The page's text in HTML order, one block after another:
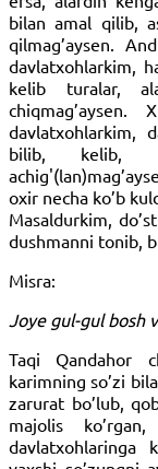
bilan amal qilib,
qilmag’aysen.
davlatxohlarkim,
kelib turalar,
chiqmag’aysen.
davlatxohlarkim,
bilib, kelib,
oxir necha ko’b
Masaldurkim,
dushmanni tonib,
Misra:
Joye gul-gul bosh
Taqi Qandahor
karimning so’zi
zarurat bo’lub,
majolis
davlatxohlaringa